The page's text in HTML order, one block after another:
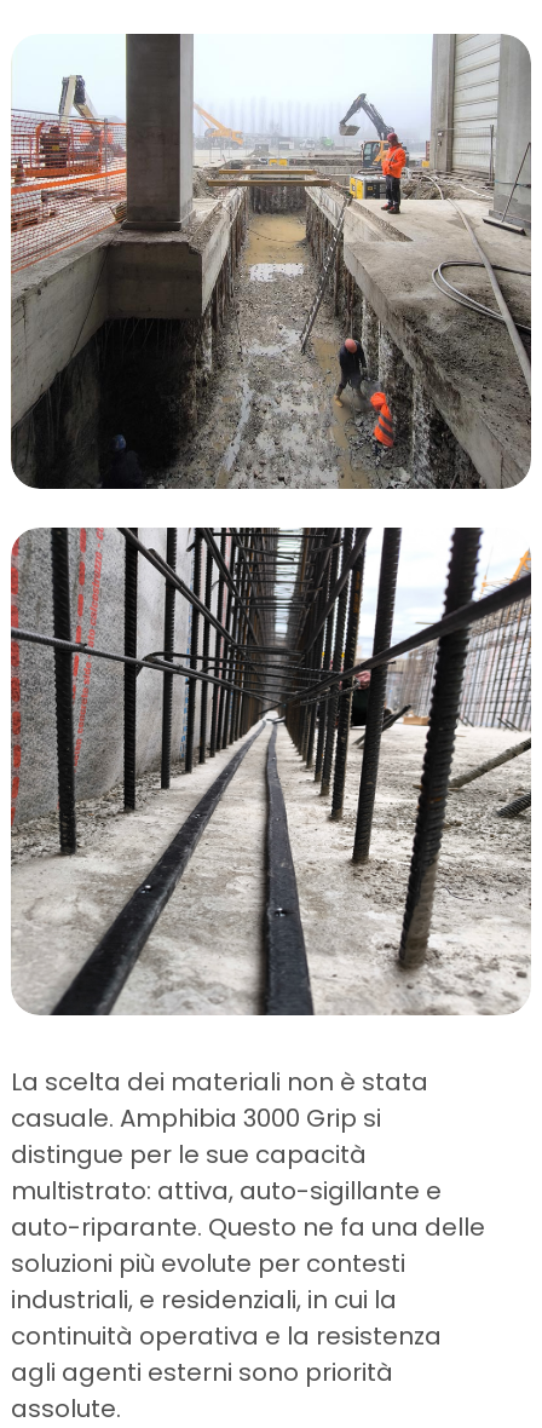
La scelta dei materiali non è stata
casuale. Amphibia 3000 Grip si
distingue per le sue capacità
multistrato: attiva, auto-sigillante e
auto-riparante. Questo ne fa una delle
soluzioni più evolute per contesti
industriali, e residenziali, in cui la
continuità operativa e la resistenza
agli agenti esterni sono priorità
assolute.